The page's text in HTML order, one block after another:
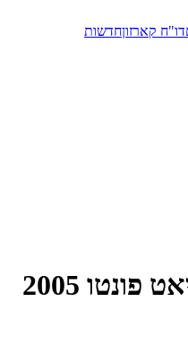
דו"ח קארזוןחדשות
פונטו 2005